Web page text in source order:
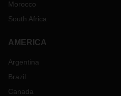
Morocco
South Africa
AMERICA
Argentina
Brazil
Canada